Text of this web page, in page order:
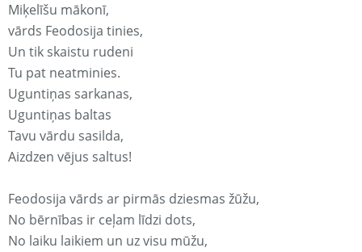
Miķelīšu mākonī,
vārds Feodosija tinies,
Un tik skaistu rudeni
Tu pat neatminies.
Uguntiņas sarkanas,
Uguntiņas baltas
Tavu vārdu sasilda,
Aizdzen vējus saltus!
Feodosija vārds ar pirmās dziesmas žūžu,
No bērnības ir ceļam līdzi dots,
No laiku laikiem un uz visu mūžu,